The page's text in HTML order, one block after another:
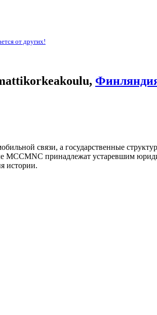
от других!
связи, а государственные
MCCMNC принадлежат устаревшим
истории.